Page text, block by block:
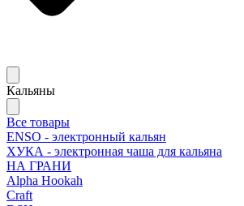
Кальяны
Все товары
ENSO - электронный кальян
ХУКА - электронная чаша для кальяна
НА ГРАНИ
Alpha Hookah
Craft